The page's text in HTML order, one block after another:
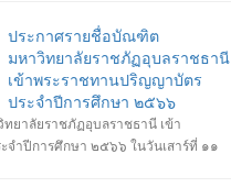
ประกาศรายชื่อบัณฑิต
มหาวิทยาลัยราชภัฏอุบลราชธานี
เข้าพระราชทานปริญญาบัตร
ประจำปีการศึกษา ๒๕๖๖
ยาลัยราชภัฏอุบลราชธานี เข้า
ำปีการศึกษา ๒๕๖๖ ในวันเสาร์ที่ ๑๑